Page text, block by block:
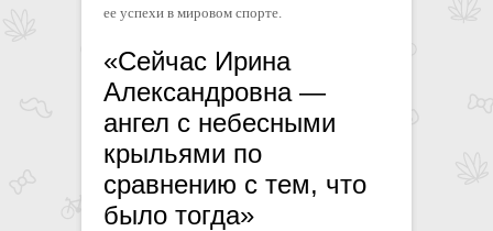
ее успехи в мировом спорте.
«Сейчас Ирина
Александровна —
ангел с небесными
крыльями по
сравнению с тем, что
было тогда»